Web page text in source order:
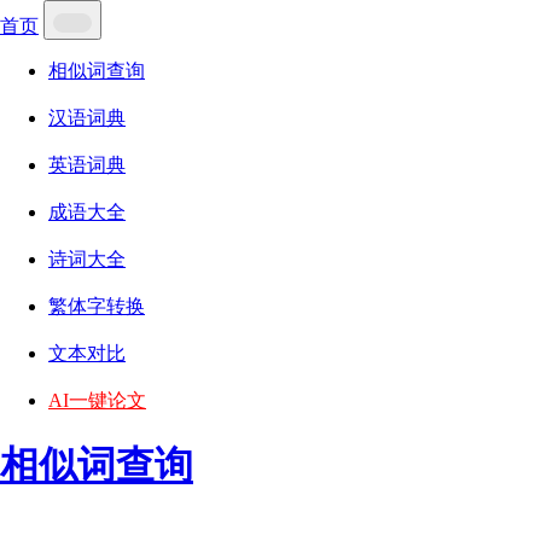
首页
相似词查询
汉语词典
英语词典
成语大全
诗词大全
繁体字转换
文本对比
AI一键论文
相似词查询